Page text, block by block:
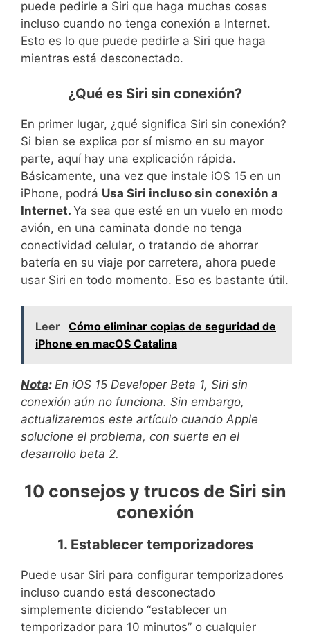
puede pedirle a Siri que haga muchas cosas
incluso cuando no tenga conexión a Internet.
Esto es lo que puede pedirle a Siri que haga
mientras está desconectado.
¿Qué es Siri sin conexión?
En primer lugar, ¿qué significa Siri sin conexión?
Si bien se explica por sí mismo en su mayor
parte, aquí hay una explicación rápida.
Básicamente, una vez que instale iOS 15 en un
iPhone, podrá Usa Siri incluso sin conexión a
Internet. Ya sea que esté en un vuelo en modo
avión, en una caminata donde no tenga
conectividad celular, o tratando de ahorrar
batería en su viaje por carretera, ahora puede
usar Siri en todo momento. Eso es bastante útil.
Leer Cómo eliminar copias de seguridad de
iPhone en macOS Catalina
Nota: En iOS 15 Developer Beta 1, Siri sin
conexión aún no funciona. Sin embargo,
actualizaremos este artículo cuando Apple
solucione el problema, con suerte en el
desarrollo beta 2.
10 consejos y trucos de Siri sin
conexión
1. Establecer temporizadores
Puede usar Siri para configurar temporizadores
incluso cuando está desconectado
simplemente diciendo “establecer un
temporizador para 10 minutos” o cualquier